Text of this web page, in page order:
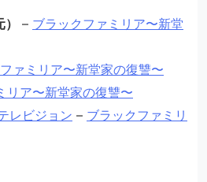
– ブラックファミリア〜新堂
ァミリア〜新堂家の復讐〜
リア〜新堂家の復讐〜
レビジョン – ブラックファミリ